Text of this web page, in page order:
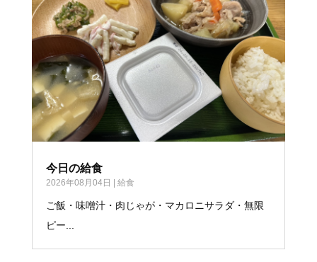
今日の給食
2026年08月04日 給食
ご飯・味噌汁・肉じゃが・マカロニサラダ・無限
ピー...